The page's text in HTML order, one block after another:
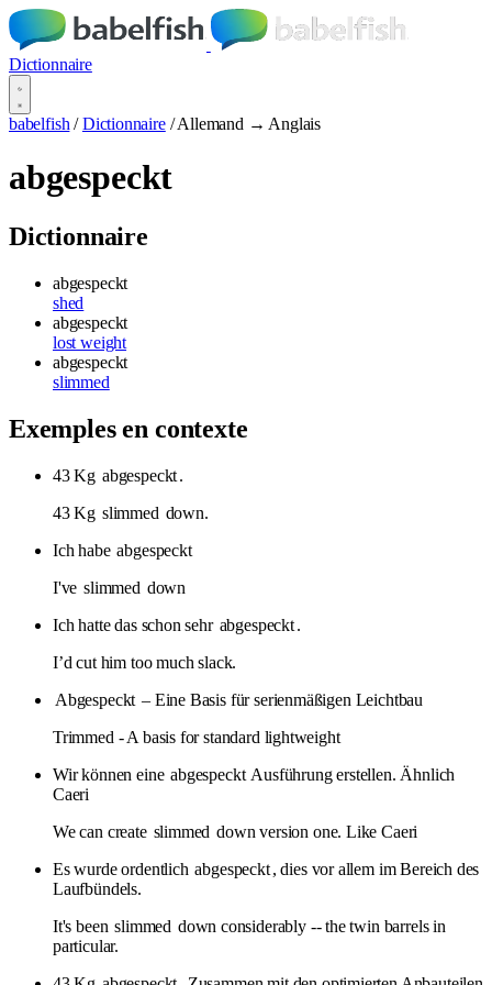
Dictionnaire
babelfish / Dictionnaire / Allemand → Anglais
abgespeckt
Dictionnaire
abgespeckt
shed
abgespeckt
lost weight
abgespeckt
slimmed
Exemples en contexte
43 Kg abgespeckt.
43 Kg slimmed down.
Ich habe abgespeckt
I've slimmed down
Ich hatte das schon sehr abgespeckt.
I’d cut him too much slack.
Abgespeckt – Eine Basis für serienmäßigen Leichtbau
Trimmed - A basis for standard lightweight
Wir können eine abgespeckt Ausführung erstellen. Ähnlich
Caeri
We can create slimmed down version one. Like Caeri
Es wurde ordentlich abgespeckt, dies vor allem im Bereich des
Laufbündels.
It's been slimmed down considerably -- the twin barrels in
particular.